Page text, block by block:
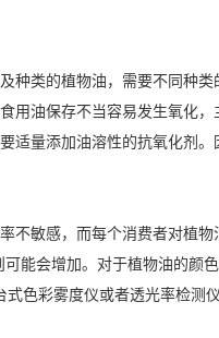
种类的植物油，需要不同种
油保存不当容易发生氧化，
适量添加油溶性的抗氧化剂
不敏感，而每个消费者对植物
能会增加。对于植物油的颜
式色彩雾度仪或者透光率检测仪